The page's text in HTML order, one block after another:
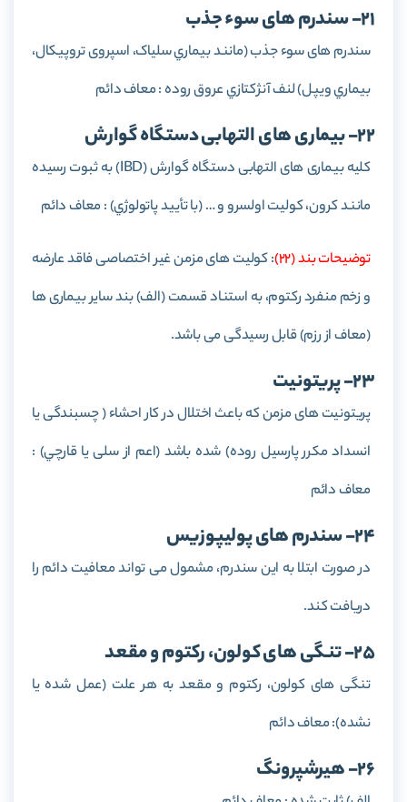
21- سندرم های سوء جذب
سندرم های سوء جذب (مانند بيماري سلياک، اسپروی تروپيكال،
بيماري ويپل) لنف آنژكتازي عروق روده : معاف دائم
22- بیماری های التهابی دستگاه گوارش
كليه بيماری های التهابی دستگاه گوارش (IBD) به ثبوت رسيده
مانند كرون، كوليت اولسرو و … (با تأييد پاتولوژي) : معاف دائم
توضيحات بند (22)
: کولیت های مزمن غیر اختصاصی فاقد عارضه
و زخم منفرد رکتوم، به استناد قسمت (الف) بند سایر بیماری ها
(معاف از رزم) قابل رسیدگی می باشد.
23- پريتونيت
پريتونيت های مزمن كه باعث اختلال در كار احشاء ( چسبندگی يا
انسداد مکرر پارسيل روده) شده باشد (اعم از سلی يا قارچي) :
معاف دائم
24- سندرم های پوليپوزيس
در صورت ابتلا به این سندرم، مشمول می تواند معافیت دائم را
دریافت کند.
25- تنگی های كولون، ركتوم و مقعد
تنگی های كولون، ركتوم و مقعد به هر علت (عمل شده يا
نشده): معاف دائم
26- هيرشپرونگ